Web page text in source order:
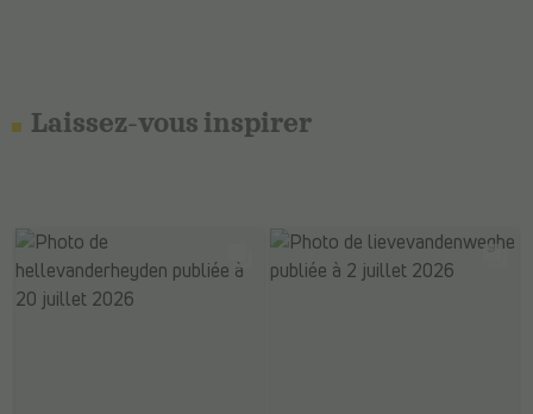
Laissez-vous inspirer